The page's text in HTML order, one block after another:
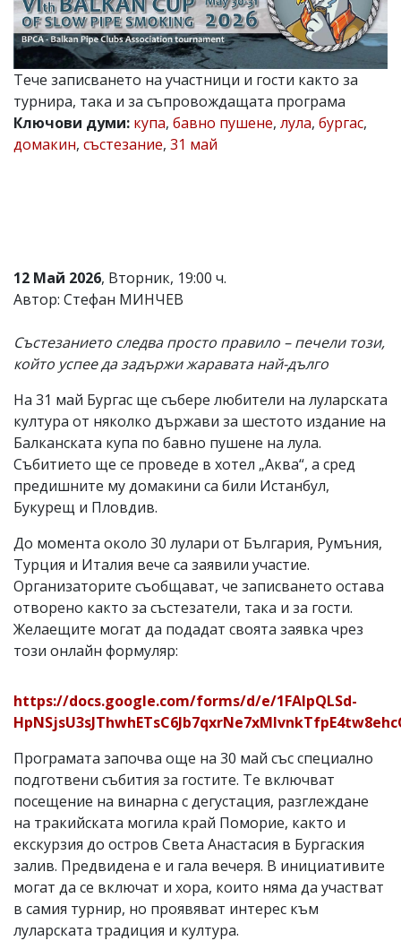
Главен
редактор:
Иван
Колев,
email:
office@flagman.bg
Коментарите
статиите
носи
отговорност
Ако
откриете
за
коментар,
моля
сигнализирайте
Тече записването на участници и гости както за
турнира, така и за съпровождащата програма
Ключови думи: купа, бавно пушене, лула, бургас,
домакин, състезание, 31 май
12 Май 2026, Вторник, 19:00 ч.
Автор: Стефан МИНЧЕВ
Състезанието следва просто правило – печели този,
който успее да задържи жаравата най-дълго
На 31 май Бургас ще събере любители на луларската
култура от няколко държави за шестото издание на
Балканската купа по бавно пушене на лула.
Събитието ще се проведе в хотел „Аква“, а сред
предишните му домакини са били Истанбул,
Букурещ и Пловдив.
До момента около 30 лулари от България, Румъния,
Турция и Италия вече са заявили участие.
Организаторите съобщават, че записването остава
отворено както за състезатели, така и за гости.
Желаещите могат да подадат своята заявка чрез
този онлайн формуляр:
https://docs.google.com/forms/d/e/1FAIpQLSd-
Програмата започва още на 30 май със специално
подготвени събития за гостите. Те включват
посещение на винарна с дегустация, разглеждане
на тракийската могила край Поморие, както и
екскурзия до остров Света Анастасия в Бургаския
залив. Предвидена е и гала вечеря. В инициативите
могат да се включат и хора, които няма да участват
в самия турнир, но проявяват интерес към
луларската традиция и култура.